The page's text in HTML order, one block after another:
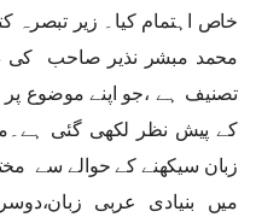
خاص اہتمام کیا۔ زیر تبصرہ
محمد مبشر نذیر صاحب کی
تصنیف ہے ،جو اپنے موضوع پر
کے پیش نظر لکھی گئی
زبان سیکھنے کے حوالے سے
میں بنیادی عربی